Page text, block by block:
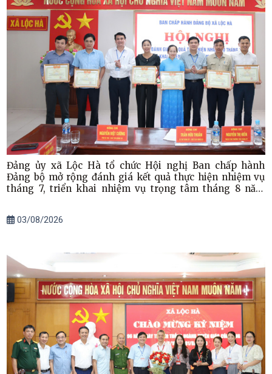
Đảng ủy xã Lộc Hà tổ chức Hội nghị Ban chấp hành
Đảng bộ mở rộng đánh giá kết quả thực hiện nhiệm vụ
tháng 7, triển khai nhiệm vụ trọng tâm tháng 8 năm
03/08/2026